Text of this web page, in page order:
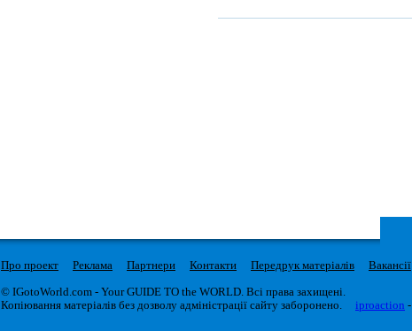
Про проект Реклама Партнери Контакти Передрук матеріалів Вакансії
© IGotoWorld.com - Your GUIDE TO the WORLD. Всі права захищені.
Копіювання матеріалів без дозволу адміністрації сайту заборонено.
iproaction -